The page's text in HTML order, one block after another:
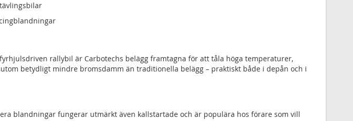
rallybil är Carbotechs belägg framtagna för att tåla höga temperaturer,
betydligt mindre bromsdamm än traditionella belägg – praktiskt både i depån och i
blandningar fungerar utmärkt även kallstartade och är populära hos förare som vill